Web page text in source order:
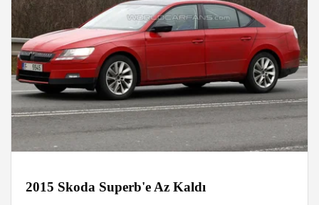
2015 Skoda Superb'e Az Kaldı